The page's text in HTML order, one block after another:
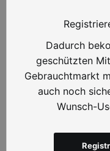
Dadurch
geschützten
Gebrauchtmarkt
auch noch
Wunsch-